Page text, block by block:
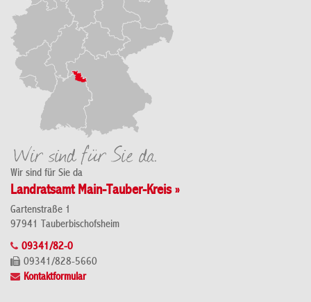
Wir sind für Sie da
Landratsamt Main-Tauber-Kreis »
Gartenstraße 1
97941 Tauberbischofsheim
09341/82-0
09341/828-5660
Kontaktformular